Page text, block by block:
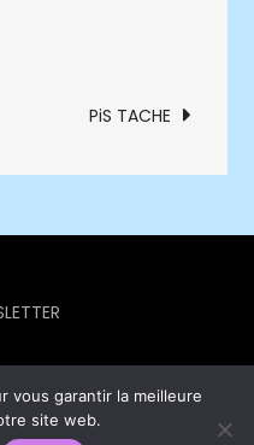
PiS TACHE
Focus Blog by Creativ
vous garantir la meilleure
site web.